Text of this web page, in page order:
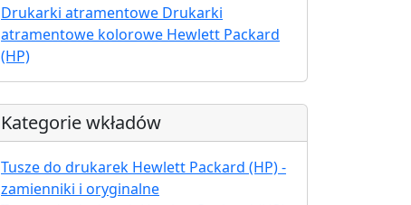
Drukarki atramentowe Drukarki
atramentowe kolorowe Hewlett Packard
(HP)
Kategorie wkładów
Tusze do drukarek Hewlett Packard (HP) -
zamienniki i oryginalne